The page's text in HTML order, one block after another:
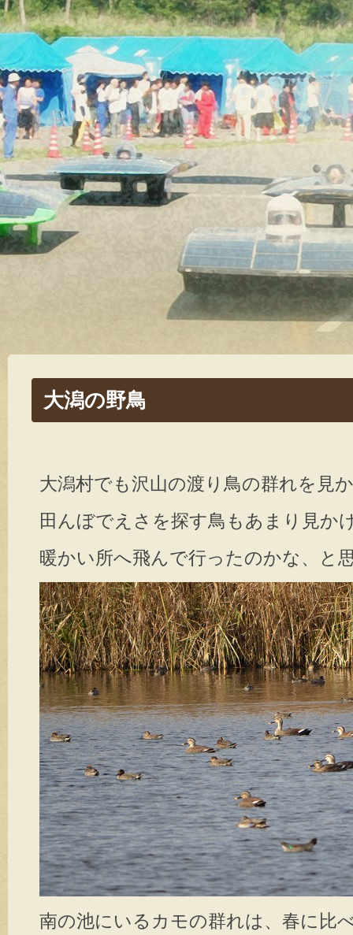
大潟の野鳥
大潟村でも沢山の渡り鳥の群れを見
田んぼでえさを探す鳥もあまり見か
暖かい所へ飛んで行ったのかな、と
南の池にいるカモの群れは、春に比